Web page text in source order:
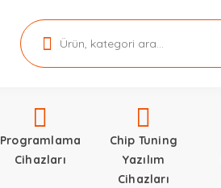
Programlama
Cihazları
Chip Tuning
Yazılım
Cihazları